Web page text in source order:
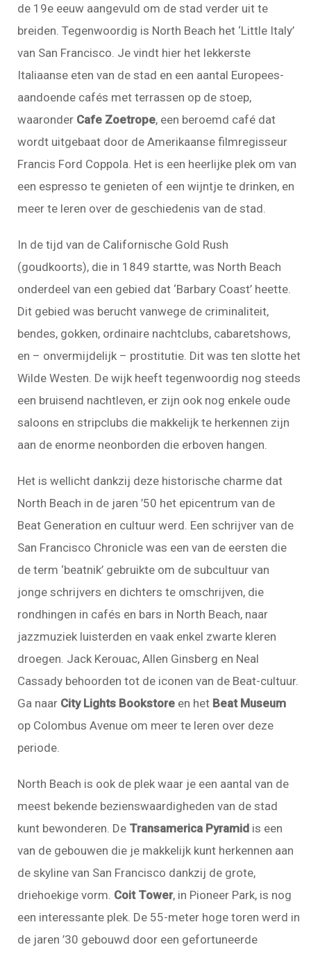
de 19e eeuw aangevuld om de stad verder uit te
breiden. Tegenwoordig is North Beach het ‘Little Italy’
van San Francisco. Je vindt hier het lekkerste
Italiaanse eten van de stad en een aantal Europees-
aandoende cafés met terrassen op de stoep,
waaronder Cafe Zoetrope, een beroemd café dat
wordt uitgebaat door de Amerikaanse filmregisseur
Francis Ford Coppola. Het is een heerlijke plek om van
een espresso te genieten of een wijntje te drinken, en
meer te leren over de geschiedenis van de stad.
In de tijd van de Californische Gold Rush
(goudkoorts), die in 1849 startte, was North Beach
onderdeel van een gebied dat ‘Barbary Coast’ heette.
Dit gebied was berucht vanwege de criminaliteit,
bendes, gokken, ordinaire nachtclubs, cabaretshows,
en – onvermijdelijk – prostitutie. Dit was ten slotte het
Wilde Westen. De wijk heeft tegenwoordig nog steeds
een bruisend nachtleven, er zijn ook nog enkele oude
saloons en stripclubs die makkelijk te herkennen zijn
aan de enorme neonborden die erboven hangen.
Het is wellicht dankzij deze historische charme dat
North Beach in de jaren ’50 het epicentrum van de
Beat Generation en cultuur werd. Een schrijver van de
San Francisco Chronicle was een van de eersten die
de term ‘beatnik’ gebruikte om de subcultuur van
jonge schrijvers en dichters te omschrijven, die
rondhingen in cafés en bars in North Beach, naar
jazzmuziek luisterden en vaak enkel zwarte kleren
droegen. Jack Kerouac, Allen Ginsberg en Neal
Cassady behoorden tot de iconen van de Beat-cultuur.
Ga naar City Lights Bookstore en het Beat Museum
op Colombus Avenue om meer te leren over deze
periode.
North Beach is ook de plek waar je een aantal van de
meest bekende bezienswaardigheden van de stad
kunt bewonderen. De Transamerica Pyramid is een
van de gebouwen die je makkelijk kunt herkennen aan
de skyline van San Francisco dankzij de grote,
driehoekige vorm. Coit Tower, in Pioneer Park, is nog
een interessante plek. De 55-meter hoge toren werd in
de jaren ’30 gebouwd door een gefortuneerde